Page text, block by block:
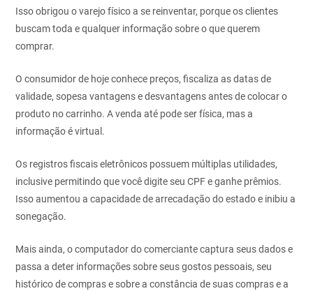
Isso obrigou o varejofísico a se reinventar, porque os clientes
buscam toda e qualquer informação sobre o que querem
comprar.
O consumidor de hoje conhece preços, fiscaliza as datas de
validade, sopesa vantagens e desvantagens antes de colocar o
produto no carrinho. A venda até pode ser física, mas a
informação é virtual.
Os registros fiscais eletrônicos possuem múltiplas utilidades,
inclusive permitindo que você digite seu CPF e ganhe prêmios.
Isso aumentou a capacidade de arrecadação do estado e inibiu a
sonegação.
Mais ainda, o computador do comerciante captura seus dados e
passa a deter informações sobre seus gostos pessoais, seu
histórico de compras e sobre a constância de suas compras e a